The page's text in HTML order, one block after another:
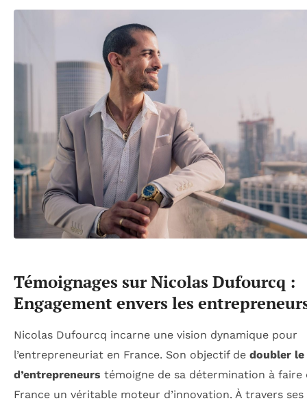
Témoignages sur Nicolas Dufourcq :
Engagement envers les
Nicolas Dufourcq incarne une vision dynamique pour
l’entrepreneuriat en France. Son objectif de doubler
d’entrepreneurs témoigne de sa détermination à faire
France un véritable moteur d’innovation. À travers ses